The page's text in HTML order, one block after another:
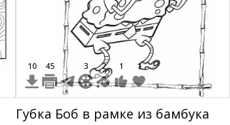
10 45 3 2 1 1
Губка Боб в рамке из бамбука